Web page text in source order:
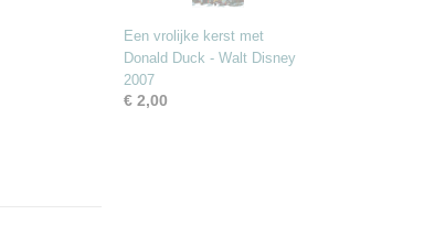
Een vrolijke kerst met
Donald Duck - Walt Disney
2007
€ 2,00